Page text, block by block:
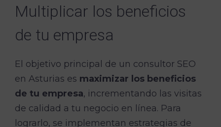
Multiplicar los beneficios
de tu empresa
El objetivo principal de un consultor SEO
en Asturias es maximizar los beneficios
de tu empresa, incrementando las visitas
de calidad a tu negocio en línea. Para
lograrlo, se implementan estrategias de